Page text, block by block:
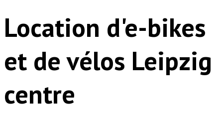
Location d'e-bikes
et de vélos Leipzig
centre